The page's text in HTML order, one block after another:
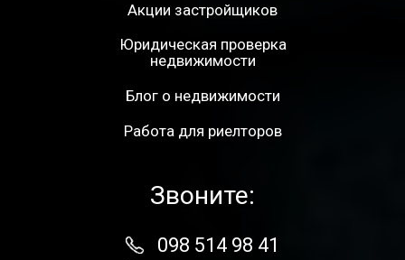
Акции застройщиков
Юридическая проверка
недвижимости
Блог о недвижимости
Работа для риелторов
Звоните:
098 514 98 41